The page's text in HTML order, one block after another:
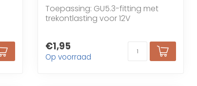
Toepassing: GU5.3-fitting met
trekontlasting voor 12V
€1,95
Op voorraad